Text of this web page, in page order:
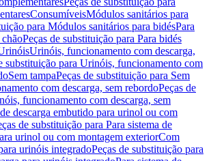
ConsumíveisMódulos sanitários para
para Módulos sanitários para bidésPara
chãoPeças de substituição para Para bidés
Urinóis, funcionamento com descarga,
substituição para Urinóis, funcionamento com
Sem tampaPeças de substituição para Sem
com descarga, sem rebordoPeças de
funcionamento com descarga, sem
descarga embutido para urinol ou com
de substituição para Para sistema de
urinol ou com montagem exteriorCom
urinóis integradoPeças de substituição para